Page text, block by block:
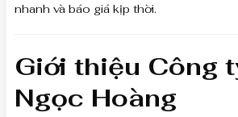
nhanh và báo giá kịp thời.
Giới thiệu Công
Ngọc Hoàng